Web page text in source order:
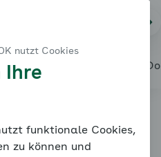
Coach Meine
umgehen
mehr runter geht
nutzt Cookies
Ihre
funktionale Cookies,
zu können und